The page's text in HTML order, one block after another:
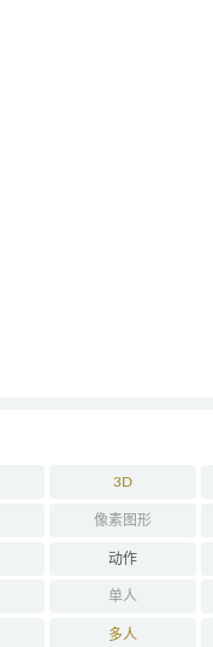
3D
像素图形
动作
单人
多人